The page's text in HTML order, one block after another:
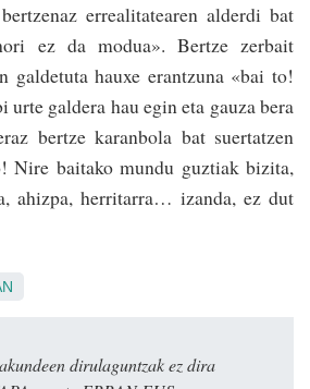
­errealitatearen alderdi bat
ez da modua». Ber­tze zerbait
galdetuta hauxe erantzuna «bai to!
galdera hau egin eta gauza bera
bertze karanbola bat suertatzen
Nire baitako mundu guztiak bizita,
ahizpa, herritarra… izanda, ez dut
dirulaguntzak ez dira